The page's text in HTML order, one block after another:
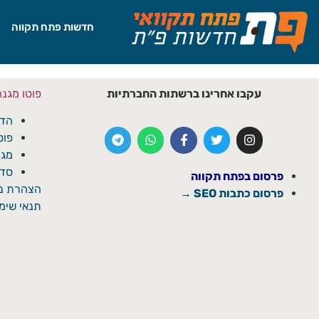
לתוכן
חדשות פתח תקווה
עקבו אחרינו ברשתות החברתיות
פרסום בפתח תקווה
פרסום כתבות SEO →
פוטו
הצהרת
תנאי